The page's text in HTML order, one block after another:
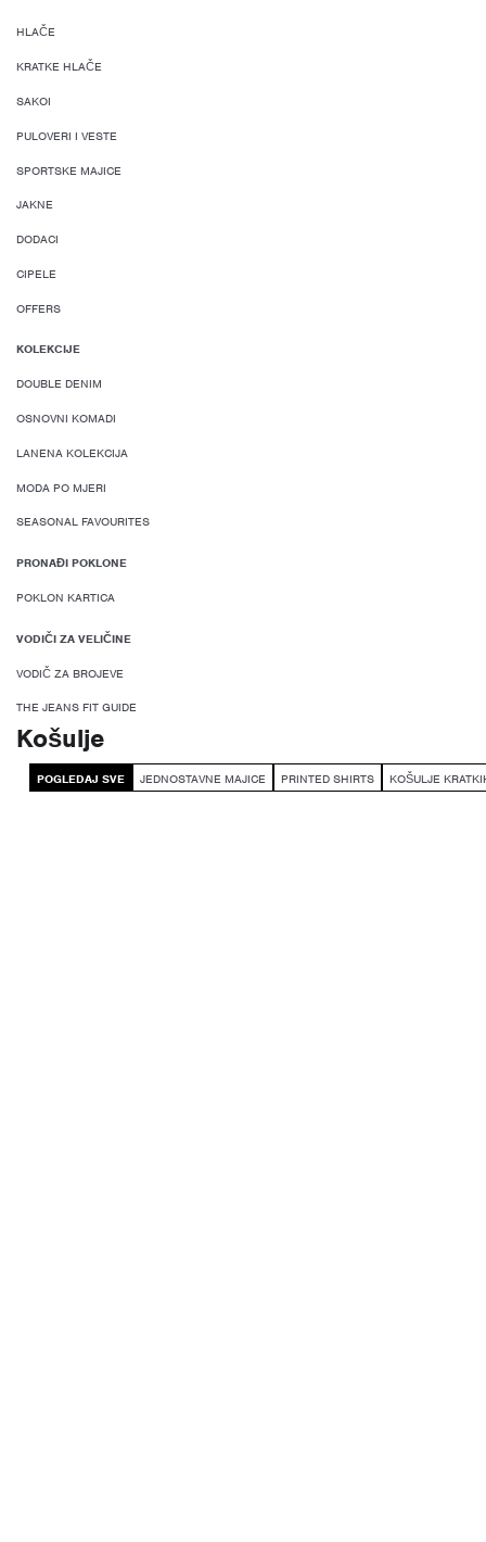
HLAČE
KRATKE HLAČE
SAKOI
PULOVERI I VESTE
SPORTSKE MAJICE
JAKNE
DODACI
CIPELE
OFFERS
KOLEKCIJE
DOUBLE DENIM
OSNOVNI KOMADI
LANENA KOLEKCIJA
MODA PO MJERI
SEASONAL FAVOURITES
PRONAĐI POKLONE
POKLON KARTICA
VODIČI ZA VELIČINE
VODIČ ZA BROJEVE
THE JEANS FIT GUIDE
Košulje
POGLEDAJ SVE JEDNOSTAVNE MAJICE PRINTED SHIRTS KOŠULJE